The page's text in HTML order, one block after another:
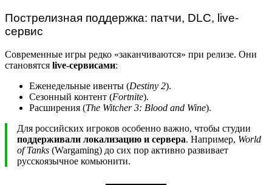
Пострелизная поддержка: патчи, DLC, live-
сервис
Современные игры редко «заканчиваются» при релизе. Они
становятся live-сервисами:
Еженедельные ивенты (Destiny 2).
Сезонный контент (Fortnite).
Расширения (The Witcher 3: Blood and Wine).
Для российских игроков особенно важно, чтобы студии
поддерживали локализацию и сервера. Например, World
of Tanks (Wargaming) до сих пор активно развивает
русскоязычное комьюнити.